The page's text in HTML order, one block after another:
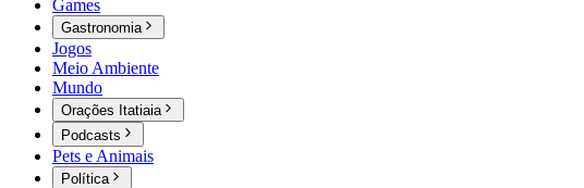
Games
Gastronomia
Jogos
Meio Ambiente
Mundo
Orações Itatiaia
Podcasts
Pets e Animais
Política